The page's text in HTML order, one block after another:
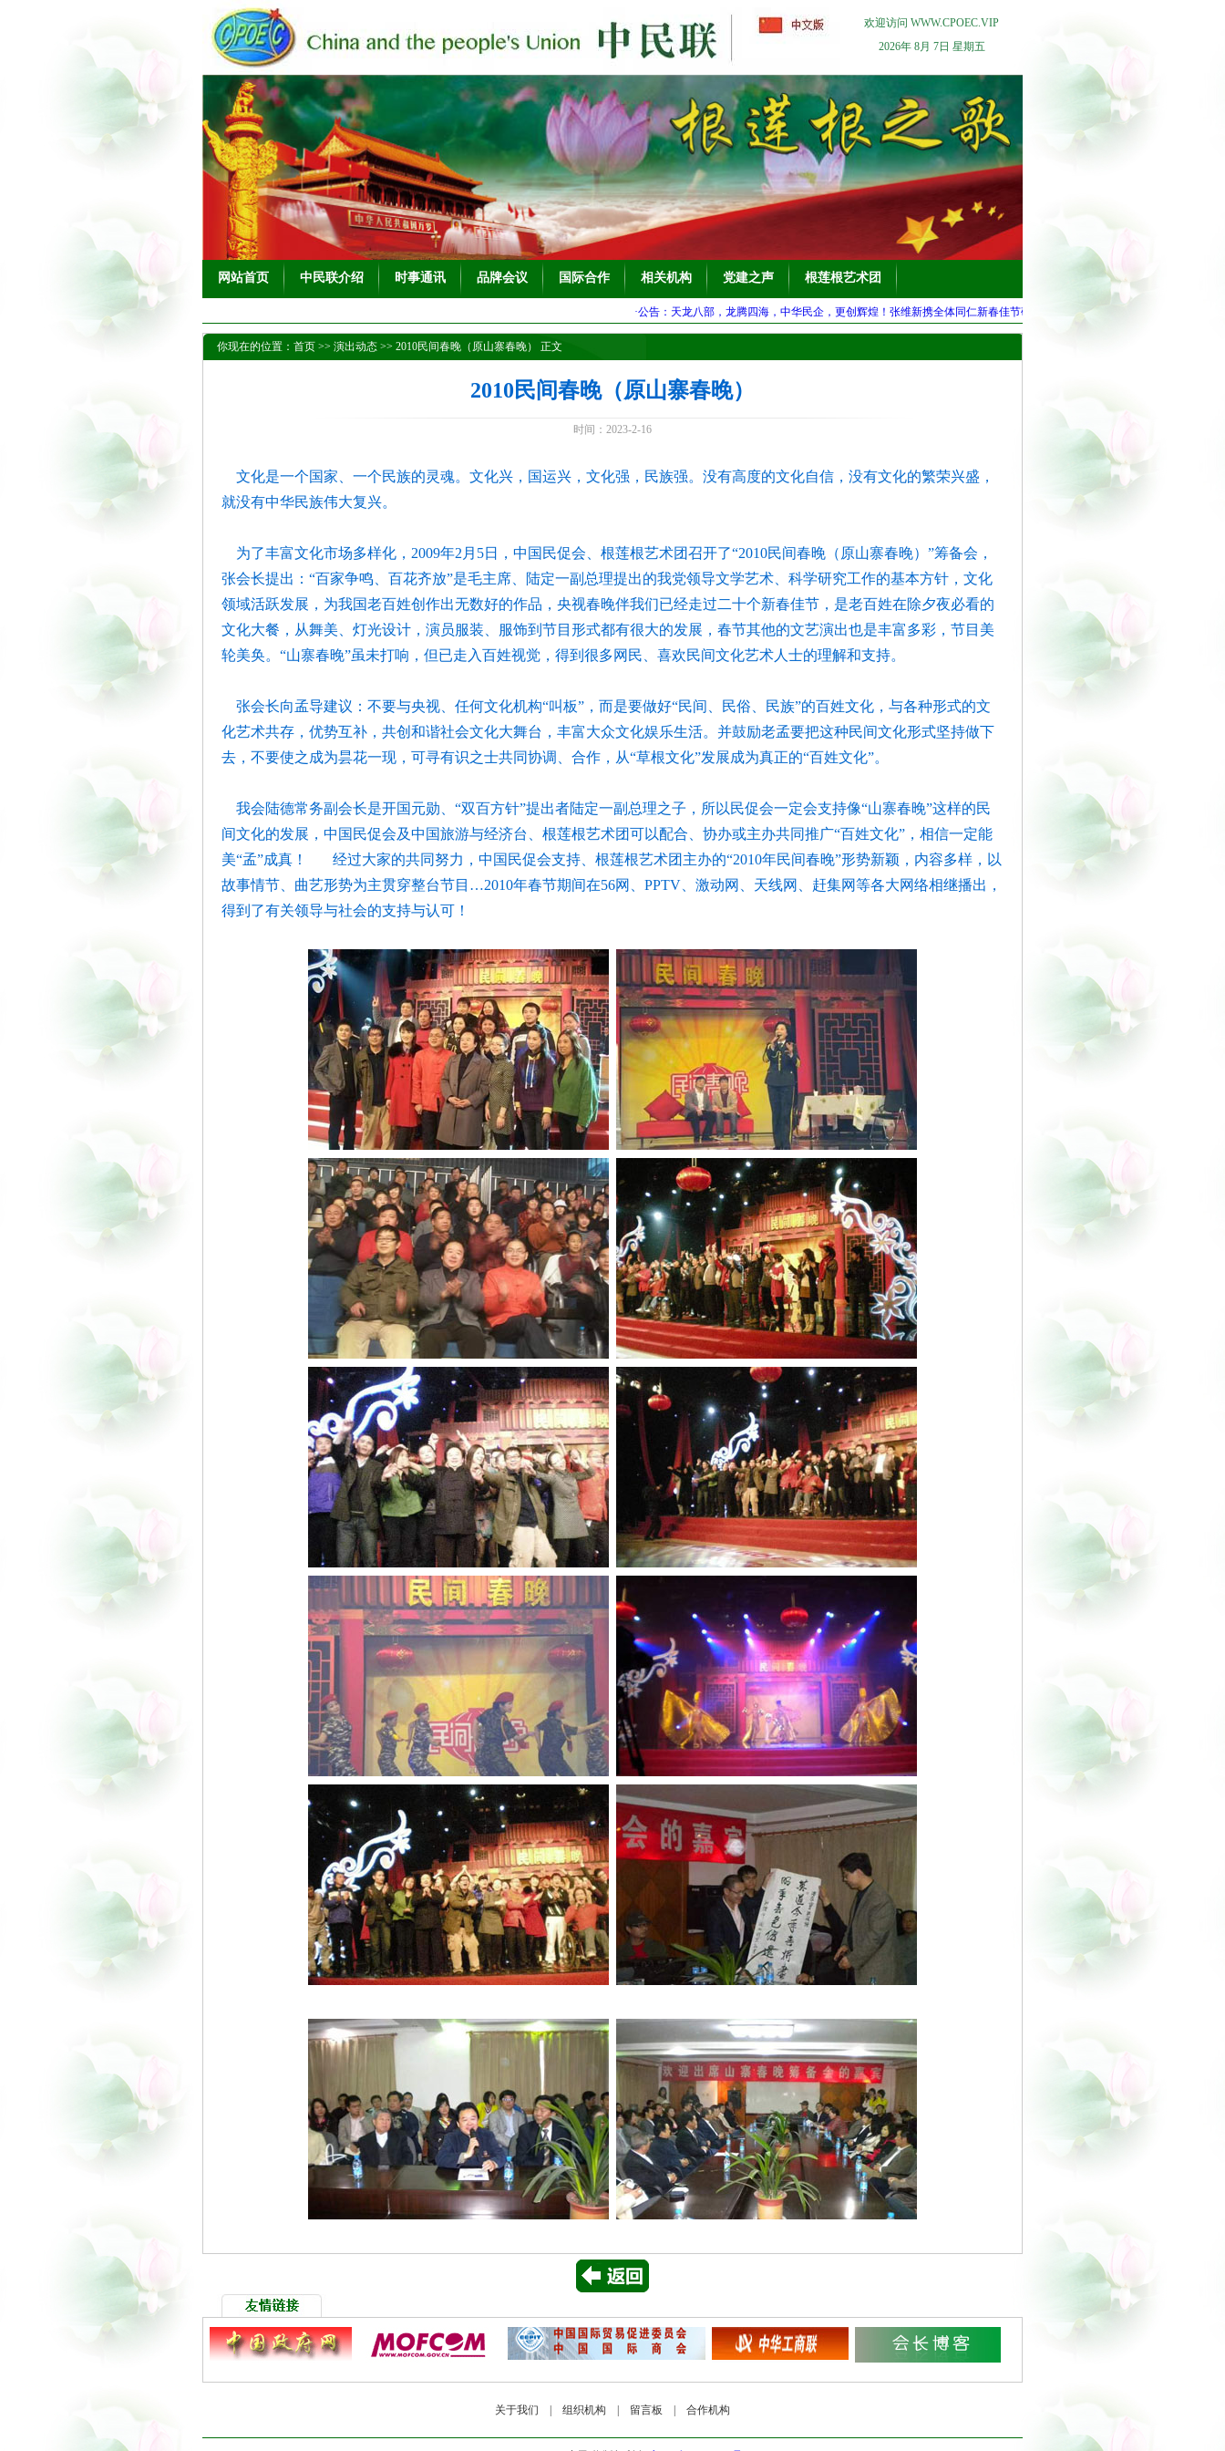
欢迎访问 WWW.CPOEC.VIP
2026年 8月 7日 星期五
网站首页 中民联介绍 时事通讯 品牌会议 国际合作 相关机构 党建之声 根莲根艺术团
·公告：天龙八部，龙腾四海，中华民企，更创辉煌！张维新携全体同仁新春佳节敬贺：万事如意，安康吉祥！合十
你现在的位置： 首页 >> 演出动态 >> 2010民间春晚（原山寨春晚） 正文
2010民间春晚（原山寨春晚）
时间：2023-2-16
文化是一个国家、一个民族的灵魂。文化兴，国运兴，文化强，民族强。没有高度的文化自信，没有文化的繁荣兴盛，
就没有中华民族伟大复兴。
为了丰富文化市场多样化， 2009年2 月 5日，中国民促会、根莲根艺术团召开了“2010民间春晚（原山寨春晚）”筹备会，
张会长提出：“百家争鸣、百花齐放”是毛主席、陆定一副总理提出的我党领导文学艺术、科学研究工作的基本方针，文化
领域活跃发展，为我国老百姓创作出无数好的作品，央视春晚伴我们已经走过二十个新春佳节，是老百姓在除夕夜必看的
文化大餐，从舞美、灯光设计，演员服装、服饰到节目形式都有很大的发展，春节其他的文艺演出也是丰富多彩，节目美
轮美奂。“山寨春晚”虽未打响，但已走入百姓视觉，得到很多网民、喜欢民间文化艺术人士的理解和支持。
张会长向孟导建议：不要与央视、任何文化机构“叫板”，而是要做好“民间、民俗、民族”的百姓文化，与各种形式的文
化艺术共存，优势互补，共创和谐社会文化大舞台，丰富大众文化娱乐生活。并鼓励老孟要把这种民间文化形式坚持做下
去，不要使之成为昙花一现，可寻有识之士共同协调、合作，从“草根文化”发展成为真正的“百姓文化”。
我会陆德常务副会长是开国元勋、“双百方针”提出者陆定一副总理之子，所以民促会一定会支持像“山寨春晚”这样的民
间文化的发展，中国民促会及中国旅游与经济台、根莲根艺术团可以配合、协办或主办共同推广“百姓文化”，相信一定能
美“孟”成真！
经过大家的共同努力，中国民促会支持、根莲根艺术团主办的“2010年民间春晚”形势新颖，内容多样，以
故事情节、曲艺形势为主贯穿整台节目…2010年春节期间在56网、 PPTV 、激动网、天线网、赶集网等各大网络相继播出，
得到了有关领导与社会的支持与认可！
关于我们 组织机构 留言板 合作机构